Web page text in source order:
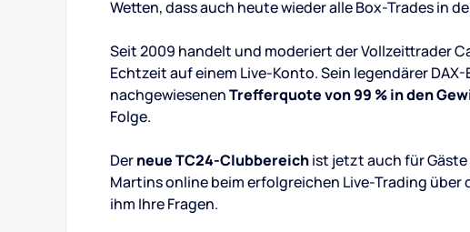
Wetten, dass auch heute wieder alle Box-Trades in
Seit 2009 handelt und moderiert der Vollzeittrader
Echtzeit auf einem Live-Konto. Sein legendärer
nachgewiesenenTrefferquote von 99 % in den
Folge.
Derneue TC24-Clubbereichist jetzt auch für
Martins online beim erfolgreichen Live-Trading
ihm Ihre Fragen.